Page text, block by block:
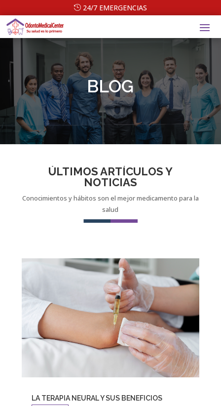
24/7 EMERGENCIAS
BLOG
ÚLTIMOS ARTÍCULOS Y
NOTICIAS
Conocimientos y hábitos son el mejor medicamento para la
salud
LA TERAPIA NEURAL Y SUS BENEFICIOS